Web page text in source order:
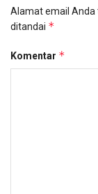
Alamat email Anda
ditandai *
Komentar *